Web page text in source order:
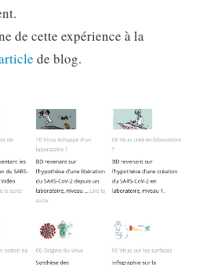
de cette expérience à la
de blog.